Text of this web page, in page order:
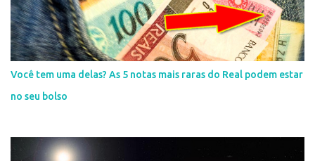
Você tem uma delas? As 5 notas mais raras do Real podem estar
no seu bolso